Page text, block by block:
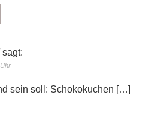
sagt:
sein soll: Schokokuchen […]